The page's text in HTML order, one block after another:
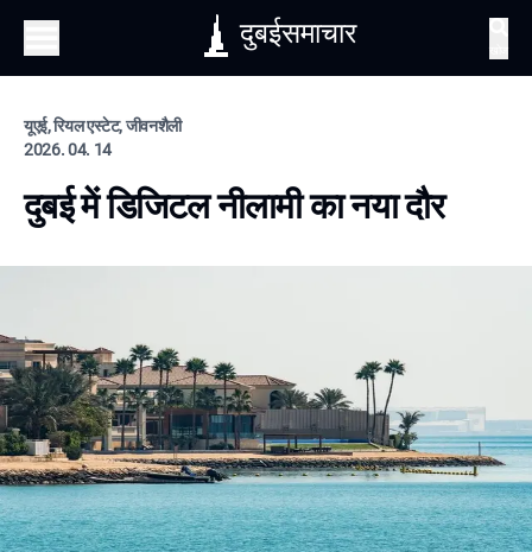
दुबईसमाचार
यूएई, रियल एस्टेट, जीवनशैली
2026. 04. 14
दुबई में डिजिटल नीलामी का नया दौर